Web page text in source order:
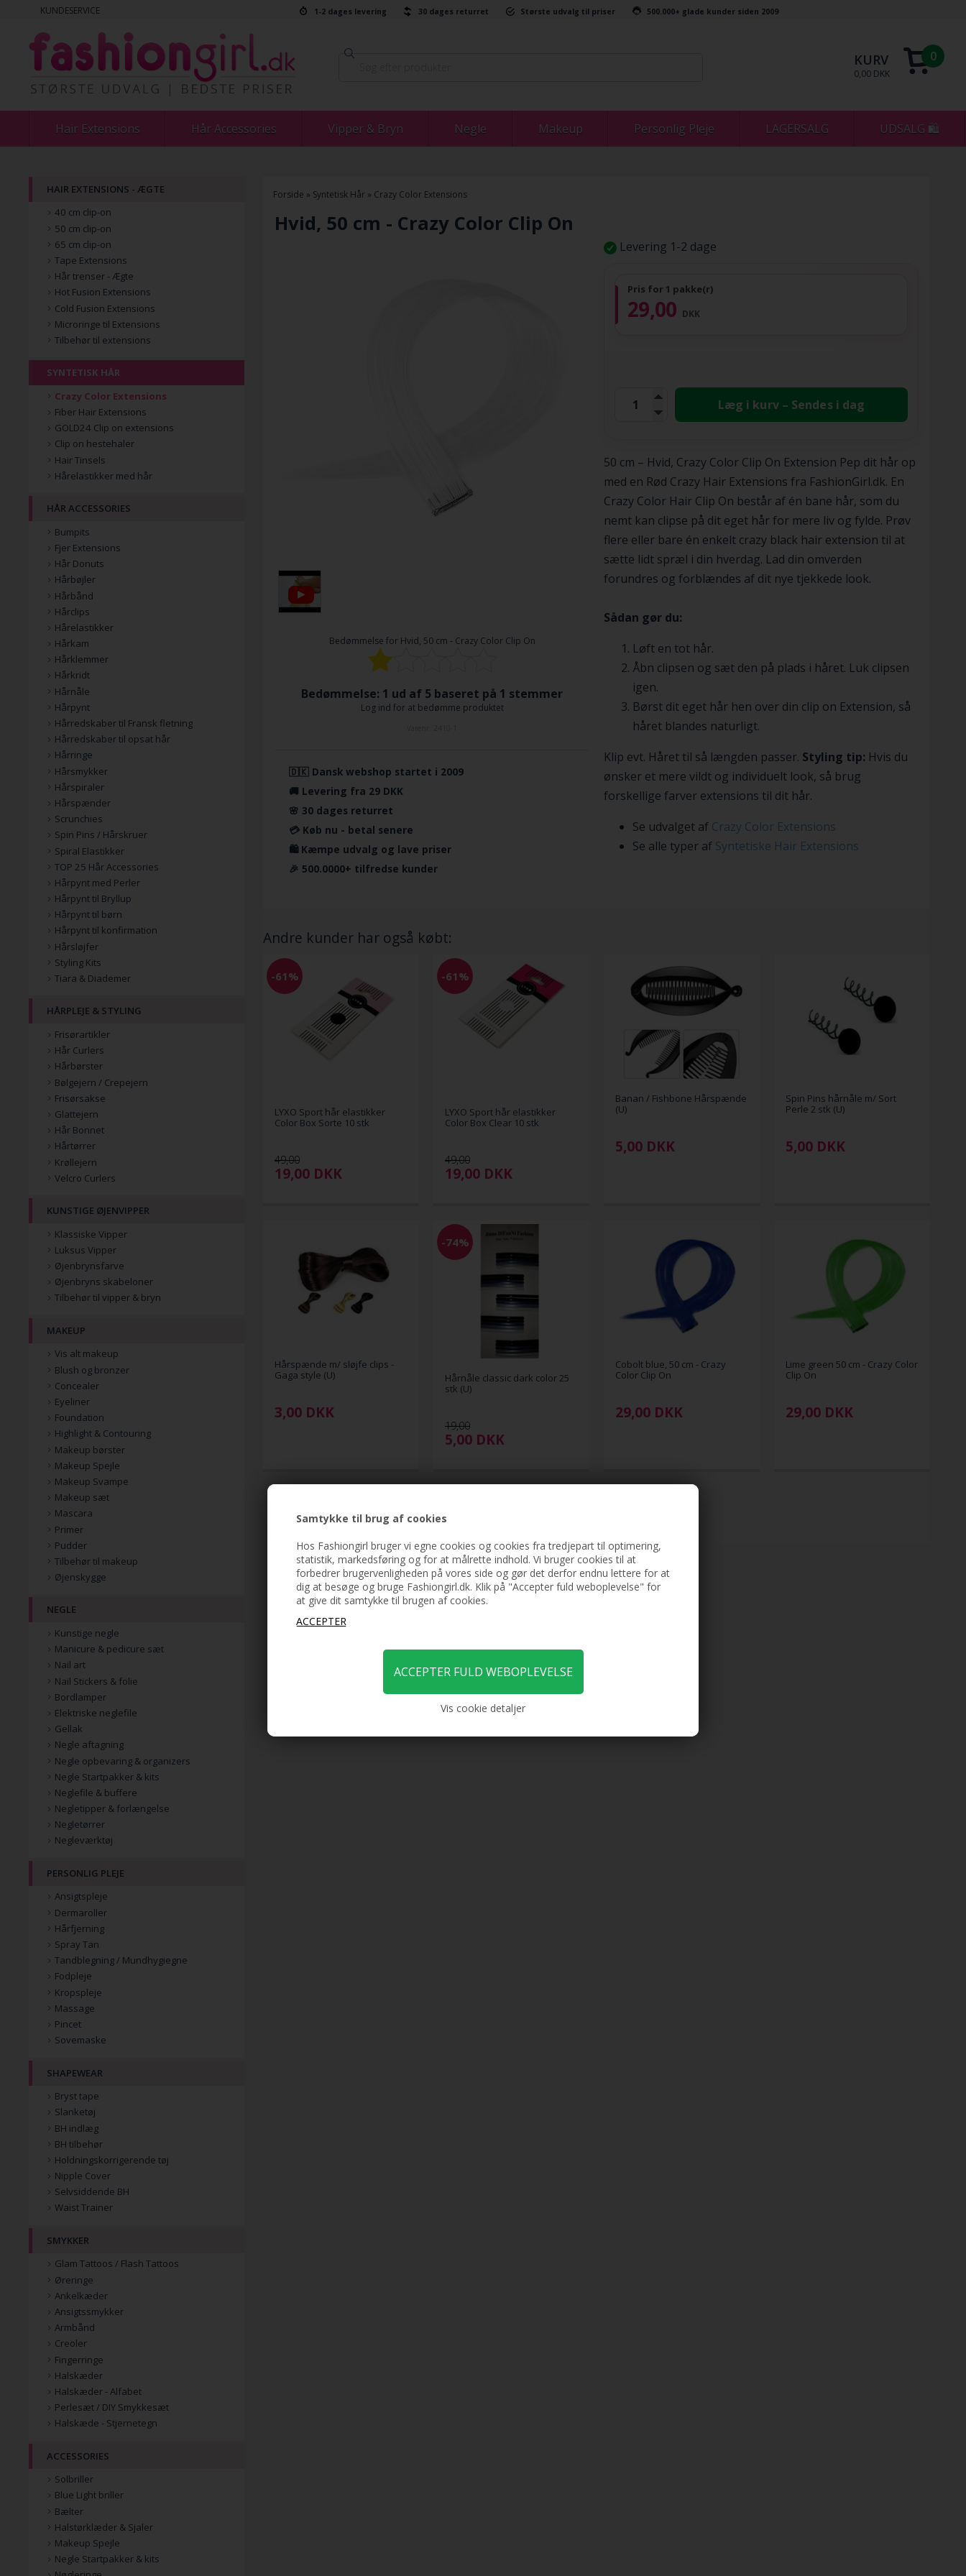
Samtykke til brug af cookies
Hos Fashiongirl bruger vi egne cookies og cookies fra tredjepart til optimering,
statistik, markedsføring og for at målrette indhold. Vi bruger cookies til at
forbedrer brugervenligheden på vores side og gør det derfor endnu lettere for at
dig at besøge og bruge Fashiongirl.dk. Klik på "Accepter fuld weboplevelse" for
at give dit samtykke til brugen af cookies.
Vis cookie detaljer
KUNDESERVICE 1-2 dages levering 30 dages returret Største udvalg til priser 500.000+ glade kunder siden 2009
KURV
0,00 DKK
0
Hair Extensions Hår Accessories Vipper & Bryn Negle Makeup Personlig Pleje LAGERSALG UDSALG 🛍
Forside » Syntetisk Hår » Crazy Color Extensions
Hvid, 50 cm - Crazy Color Clip On
Bedømmelse for Hvid, 50 cm - Crazy Color Clip On
Bedømmelse: 1 ud af 5 baseret på 1 stemmer
Log ind for at bedømme produktet
🇩🇰 Dansk webshop startet i 2009
🚚 Levering fra 29 DKK
🌸 30 dages returret
💳 Køb nu - betal senere
🛍️ Kæmpe udvalg og lave priser
🎉 500.0000+ tilfredse kunder
Levering 1-2 dage
Pris for 1 pakke(r)
29,00 DKK
Læg i kurv – Sendes i dag
50 cm – Hvid, Crazy Color Clip On Extension Pep dit hår op
med en Rød Crazy Hair Extensions fra FashionGirl.dk. En
Crazy Color Hair Clip On består af én bane hår, som du
nemt kan clipse på dit eget hår for mere liv og fylde. Prøv
flere eller bare én enkelt crazy black hair extension til at
sætte lidt spræl i din hverdag. Lad din omverden
forundres og forblændes af dit nye tjekkede look.
Sådan gør du:
Løft en tot hår.
Åbn clipsen og sæt den på plads i håret. Luk clipsen
igen.
Børst dit eget hår hen over din clip on Extension, så
håret blandes naturligt.
Klip evt. Håret til så længden passer. Styling tip: Hvis du
ønsker et mere vildt og individuelt look, så brug
forskellige farver extensions til dit hår.
Se udvalget af Crazy Color Extensions
Se alle typer af Syntetiske Hair Extensions
Andre kunder har også købt:
-61%
LYXO Sport hår elastikker
Color Box Sorte 10 stk
49,00
19,00 DKK
-61%
LYXO Sport hår elastikker
Color Box Clear 10 stk
49,00
19,00 DKK
Banan / Fishbone Hårspænde
(U)
5,00 DKK
Spin Pins hårnåle m/ Sort
Perle 2 stk (U)
5,00 DKK
Hårspænde m/ sløjfe clips -
Gaga style (U)
3,00 DKK
-74%
Hårnåle classic dark color 25
stk (U)
19,00
5,00 DKK
Cobolt blue, 50 cm - Crazy
Color Clip On
29,00 DKK
Lime green 50 cm - Crazy Color
Clip On
29,00 DKK
HAIR EXTENSIONS - ÆGTE
40 cm clip-on
50 cm clip-on
65 cm clip-on
Tape Extensions
Hår trenser - Ægte
Hot Fusion Extensions
Cold Fusion Extensions
Microringe til Extensions
Tilbehør til extensions
SYNTETISK HÅR
Crazy Color Extensions
Fiber Hair Extensions
GOLD24 Clip on extensions
Clip on hestehaler
Hair Tinsels
Hårelastikker med hår
HÅR ACCESSORIES
Bumpits
Fjer Extensions
Hår Donuts
Hårbøjler
Hårbånd
Hårclips
Hårelastikker
Hårkam
Hårklemmer
Hårkridt
Hårnåle
Hårpynt
Hårredskaber til Fransk fletning
Hårredskaber til opsat hår
Hårringe
Hårsmykker
Hårspiraler
Hårspænder
Scrunchies
Spin Pins / Hårskruer
Spiral Elastikker
TOP 25 Hår Accessories
Hårpynt med Perler
Hårpynt til Bryllup
Hårpynt til børn
Hårpynt til konfirmation
Hårsløjfer
Styling Kits
Tiara & Diademer
HÅRPLEJE & STYLING
Frisørartikler
Hår Curlers
Hårbørster
Bølgejern / Crepejern
Frisørsakse
Glattejern
Hår Bonnet
Hårtørrer
Krøllejern
Velcro Curlers
KUNSTIGE ØJENVIPPER
Klassiske Vipper
Luksus Vipper
Øjenbrynsfarve
Øjenbryns skabeloner
Tilbehør til vipper & bryn
MAKEUP
Vis alt makeup
Blush og bronzer
Concealer
Eyeliner
Foundation
Highlight & Contouring
Makeup børster
Makeup Spejle
Makeup Svampe
Makeup sæt
Mascara
Primer
Pudder
Tilbehør til makeup
Øjenskygge
NEGLE
Kunstige negle
Manicure & pedicure sæt
Nail art
Nail Stickers & folie
Bordlamper
Elektriske neglefile
Gellak
Negle aftagning
Negle opbevaring & organizers
Negle Startpakker & kits
Neglefile & buffere
Negletipper & forlængelse
Negletørrer
Negleværktøj
PERSONLIG PLEJE
Ansigtspleje
Dermaroller
Hårfjerning
Spray Tan
Tandblegning / Mundhygiegne
Fodpleje
Kropspleje
Massage
Pincet
Sovemaske
SHAPEWEAR
Bryst tape
Slanketøj
BH indlæg
BH tilbehør
Holdningskorrigerende tøj
Nipple Cover
Selvsiddende BH
Waist Trainer
SMYKKER
Glam Tattoos / Flash Tattoos
Øreringe
Ankelkæder
Ansigtssmykker
Armbånd
Creoler
Fingerringe
Halskæder
Halskæder - Alfabet
Perlesæt / DIY Smykkesæt
Halskæde - Stjernetegn
ACCESSORIES
Solbriller
Blue Light briller
Bælter
Halstørklæder & Sjaler
Makeup Spejle
Negle Startpakker & kits